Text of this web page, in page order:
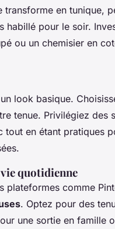
en tunique,
habillé pour le soir.
ou un chemisier en
look basique.
tenue. Privilégiez des
en étant pratiques
quotidienne
plateformes comme
. Optez pour des
une sortie en famille